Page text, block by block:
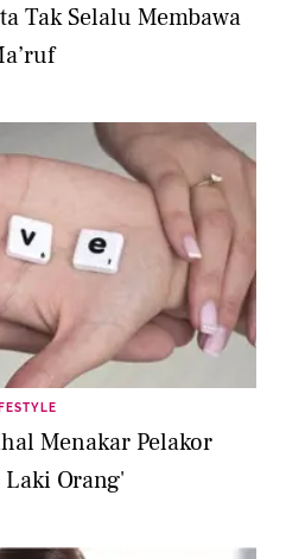
Tak Selalu Membawa
Menakar Pelakor
Laki Orang'